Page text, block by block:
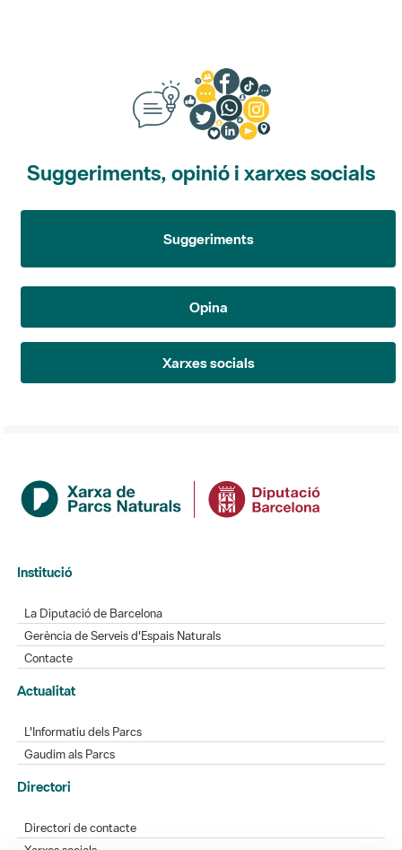
Suggeriments, opinió i xarxes socials
Suggeriments
Opina
Xarxes socials
Institució
La Diputació de Barcelona
Gerència de Serveis d'Espais Naturals
Contacte
Actualitat
L'Informatiu dels Parcs
Gaudim als Parcs
Directori
Directori de contacte